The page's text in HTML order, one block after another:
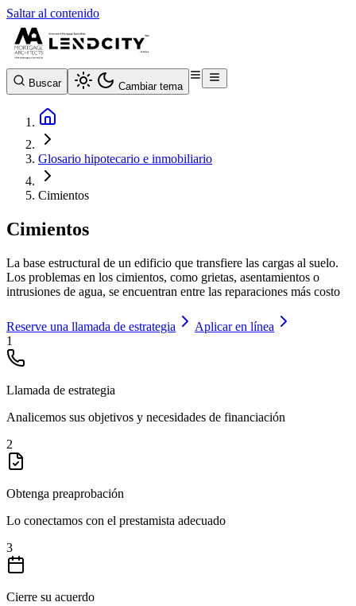
Saltar al contenido
Buscar Cambiar tema
Glosario hipotecario e inmobiliario
Cimientos
Cimientos
La base estructural de un edificio que transfiere las cargas al suelo.
Los problemas en los cimientos, como grietas, asentamientos o
intrusiones de agua, se encuentran entre las reparaciones más costo
Reserve una llamada de estrategia
Aplicar en línea
1
Llamada de estrategia
Analicemos sus objetivos y necesidades de financiación
2
Obtenga preaprobación
Lo conectamos con el prestamista adecuado
3
Cierre su acuerdo